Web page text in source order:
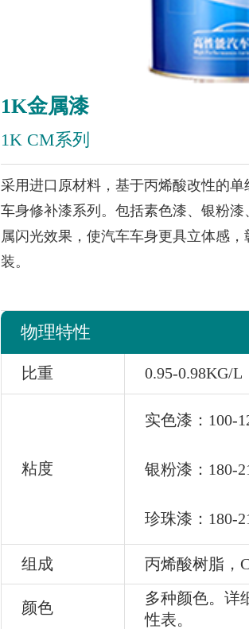
1K金属漆
1K CM系列
采用进口原材料，基于丙烯酸改性的
车身修补漆系列。包括素色漆、银粉
属闪光效果，使汽车车身更具立体感
装。
物理特性
比重 0.95-0.98KG/L
粘度
实色漆：100-
银粉漆：180-
珍珠漆：180-
组成 丙烯酸树脂，
颜色
多种颜色。详
性表。